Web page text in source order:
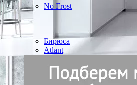
No Frost
Бирюса
Atlant